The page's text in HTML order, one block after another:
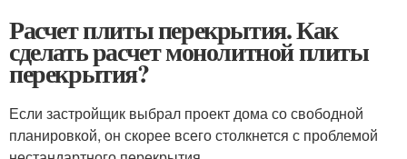
Расчет плиты перекрытия. Как
сделать расчет монолитной плиты
перекрытия?
Если застройщик выбрал проект дома со свободной
планировкой, он скорее всего столкнется с проблемой